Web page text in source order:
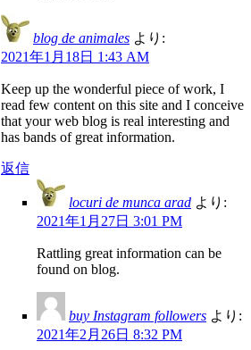
blog de animales より:
2021年1月18日 1:43 AM
Keep up the wonderful piece of work, I
read few content on this site and I conceive
that your web blog is real interesting and
has bands of great information.
返信
locuri de munca arad より:
2021年1月27日 3:01 PM
Rattling great information can be
found on blog.
buy Instagram followers より:
2021年2月26日 8:32 PM